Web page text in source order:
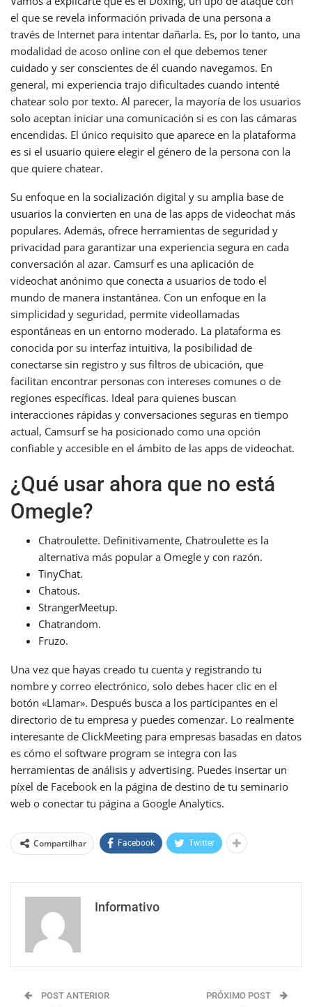
el que se revela información privada de una persona a
través de Internet para intentar dañarla. Es, por lo tanto, una
modalidad de acoso online con el que debemos tener
cuidado y ser conscientes de él cuando navegamos. En
general, mi experiencia trajo dificultades cuando intenté
chatear solo por texto. Al parecer, la mayoría de los usuarios
solo aceptan iniciar una comunicación si es con las cámaras
encendidas. El único requisito que aparece en la plataforma
es si el usuario quiere elegir el género de la persona con la
que quiere chatear.
Su enfoque en la socialización digital y su amplia base de
usuarios la convierten en una de las apps de videochat más
populares. Además, ofrece herramientas de seguridad y
privacidad para garantizar una experiencia segura en cada
conversación al azar. Camsurf es una aplicación de
videochat anónimo que conecta a usuarios de todo el
mundo de manera instantánea. Con un enfoque en la
simplicidad y seguridad, permite videollamadas
espontáneas en un entorno moderado. La plataforma es
conocida por su interfaz intuitiva, la posibilidad de
conectarse sin registro y sus filtros de ubicación, que
facilitan encontrar personas con intereses comunes o de
regiones específicas. Ideal para quienes buscan
interacciones rápidas y conversaciones seguras en tiempo
actual, Camsurf se ha posicionado como una opción
confiable y accesible en el ámbito de las apps de videochat.
¿Qué usar ahora que no está
Omegle?
Chatroulette. Definitivamente, Chatroulette es la
alternativa más popular a Omegle y con razón.
TinyChat.
Chatous.
StrangerMeetup.
Chatrandom.
Fruzo.
Una vez que hayas creado tu cuenta y registrando tu
nombre y correo electrónico, solo debes hacer clic en el
botón «Llamar». Después busca a los participantes en el
directorio de tu empresa y puedes comenzar. Lo realmente
interesante de ClickMeeting para empresas basadas en datos
es cómo el software program se integra con las
herramientas de análisis y advertising. Puedes insertar un
píxel de Facebook en la página de destino de tu seminario
web o conectar tu página a Google Analytics.
Compartilhar Facebook Twitter
Informativo
POST ANTERIOR PRÓXIMO POST